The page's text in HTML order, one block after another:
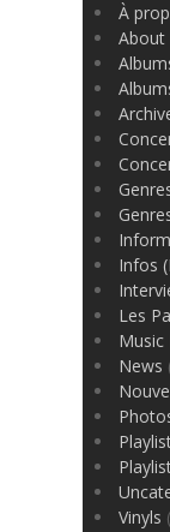
À
About
Infos
Les
Music
News
Vinyls